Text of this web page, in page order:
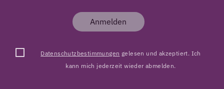
Anmelden
Datenschutzbestimmungen gelesen und akzeptiert. Ich
kann mich jederzeit wieder abmelden.